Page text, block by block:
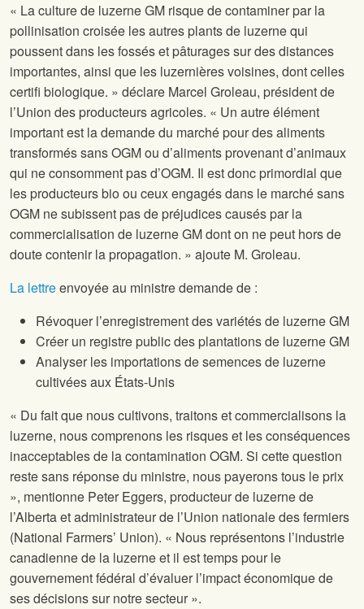
« La culture de luzerne GM risque de contaminer par la
pollinisation croisée les autres plants de luzerne qui
poussent dans les fossés et pâturages sur des distances
importantes, ainsi que les luzernières voisines, dont celles
certifi biologique. » déclare Marcel Groleau, président de
l’Union des producteurs agricoles. « Un autre élément
important est la demande du marché pour des aliments
transformés sans OGM ou d’aliments provenant d’animaux
qui ne consomment pas d’OGM. Il est donc primordial que
les producteurs bio ou ceux engagés dans le marché sans
OGM ne subissent pas de préjudices causés par la
commercialisation de luzerne GM dont on ne peut hors de
doute contenir la propagation. » ajoute M. Groleau.
La lettreenvoyée au ministre demande de :
Révoquer l’enregistrement des variétés de luzerne GM
Créer un registre public des plantations de luzerne GM
Analyser les importations de semences de luzerne
cultivées aux États-Unis
« Du fait que nous cultivons, traitons et commercialisons la
luzerne, nous comprenons les risques et les conséquences
inacceptables de la contamination OGM. Si cette question
reste sans réponse du ministre, nous payerons tous le prix
», mentionne Peter Eggers, producteur de luzerne de
l’Alberta et administrateur de l’Union nationale des fermiers
(National Farmers’ Union). « Nous représentons l’industrie
canadienne de la luzerne et il est temps pour le
gouvernement fédéral d’évaluer l’impact économique de
ses décisions sur notre secteur ».